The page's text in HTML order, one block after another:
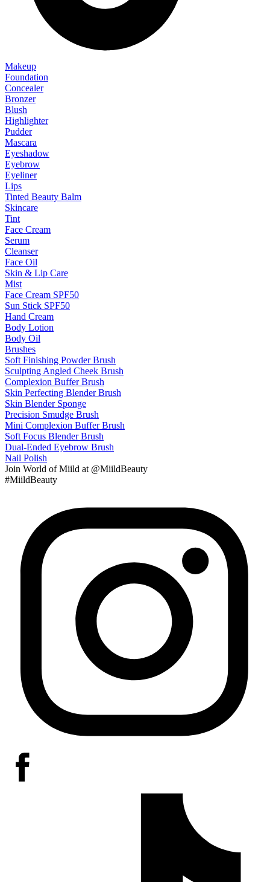
Makeup
Foundation
Concealer
Bronzer
Blush
Highlighter
Pudder
Mascara
Eyeshadow
Eyebrow
Eyeliner
Lips
Tinted Beauty Balm
Skincare
Tint
Face Cream
Serum
Cleanser
Face Oil
Skin & Lip Care
Mist
Face Cream SPF50
Sun Stick SPF50
Hand Cream
Body Lotion
Body Oil
Brushes
Soft Finishing Powder Brush
Sculpting Angled Cheek Brush
Complexion Buffer Brush
Skin Perfecting Blender Brush
Skin Blender Sponge
Precision Smudge Brush
Mini Complexion Buffer Brush
Soft Focus Blender Brush
Dual-Ended Eyebrow Brush
Nail Polish
Join World of Miild at @MiildBeauty
#MiildBeauty